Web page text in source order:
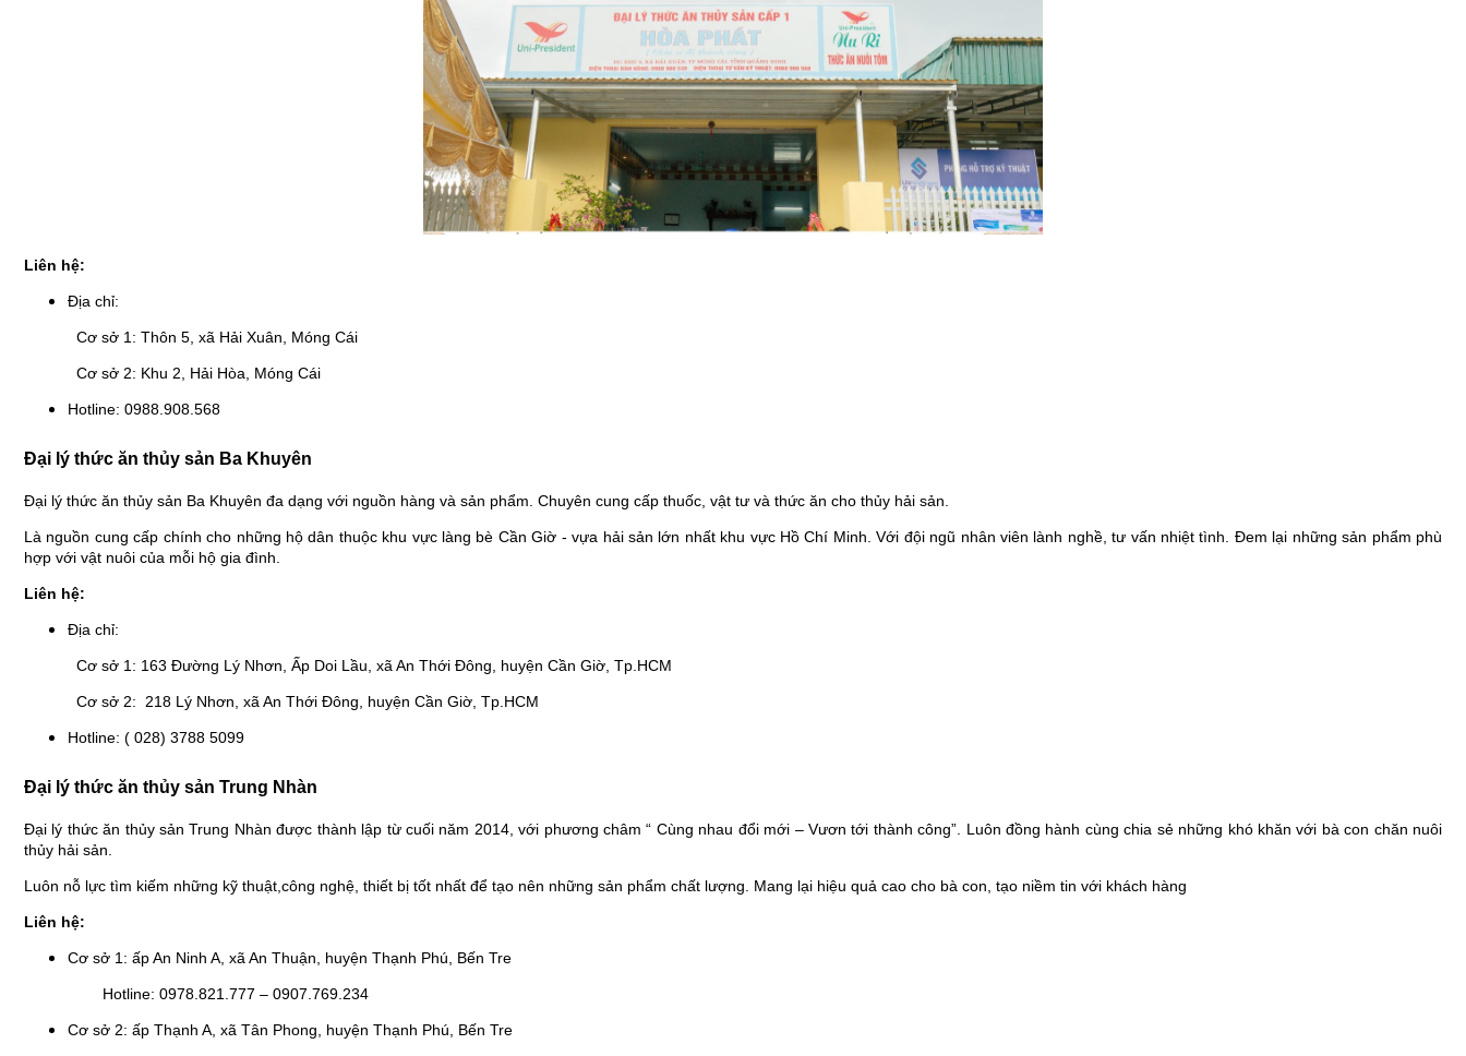
Liên hệ:
Địa chỉ:
Cơ sở 1: Thôn 5, xã Hải Xuân, Móng Cái
Cơ sở 2: Khu 2, Hải Hòa, Móng Cái
Hotline: 0988.908.568
Đại lý thức ăn thủy sản Ba Khuyên
Đại lý thức ăn thủy sản Ba Khuyên đa dạng với nguồn hàng và sản phẩm. Chuyên cung cấp thuốc, vật tư và thức ăn cho thủy hải sản.
Là nguồn cung cấp chính cho những hộ dân thuộc khu vực làng bè Cần Giờ - vựa hải sản lớn nhất khu vực Hồ Chí Minh. Với đội ngũ nhân viên lành nghề, tư vấn nhiệt tình. Đem lại những sản phẩm phù
hợp với vật nuôi của mỗi hộ gia đình.
Liên hệ:
Địa chỉ:
Cơ sở 1: 163 Đường Lý Nhơn, Ấp Doi Lầu, xã An Thới Đông, huyện Cần Giờ, Tp.HCM
Cơ sở 2: 218 Lý Nhơn, xã An Thới Đông, huyện Cần Giờ, Tp.HCM
Hotline: ( 028) 3788 5099
Đại lý thức ăn thủy sản Trung Nhàn
Đại lý thức ăn thủy sản Trung Nhàn được thành lập từ cuối năm 2014, với phương châm “ Cùng nhau đổi mới – Vươn tới thành công”. Luôn đồng hành cùng chia sẻ những khó khăn với bà con chăn nuôi
thủy hải sản.
Luôn nỗ lực tìm kiếm những kỹ thuật,công nghệ, thiết bị tốt nhất để tạo nên những sản phẩm chất lượng. Mang lại hiệu quả cao cho bà con, tạo niềm tin với khách hàng
Liên hệ:
Cơ sở 1: ấp An Ninh A, xã An Thuận, huyện Thạnh Phú, Bến Tre
Hotline: 0978.821.777 – 0907.769.234
Cơ sở 2: ấp Thạnh A, xã Tân Phong, huyện Thạnh Phú, Bến Tre